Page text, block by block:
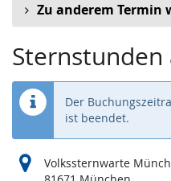
Zu anderem Termin
Der
ist beendet.
Volkssternwarte